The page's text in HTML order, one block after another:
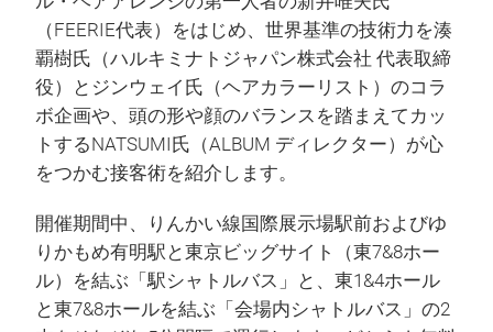
（FEERIE代表）をはじめ、世界基準の技術力を湊
覇樹氏（ハルキミナトジャパン株式会社 代表取締
役）とジンウェイ氏（ヘアカラーリスト）のコラ
ボ企画や、頭の形や顔のバランスを踏まえてカッ
トするNATSUMI氏（ALBUM ディレクター）が心
をつかむ接客術を紹介します。
開催期間中、りんかい線国際展示場駅前およびゆ
りかもめ有明駅と東京ビッグサイト（東7&8ホー
ル）を結ぶ「駅シャトルバス」と、東1&4ホール
と東7&8ホールを結ぶ「会場内シャトルバス」の2